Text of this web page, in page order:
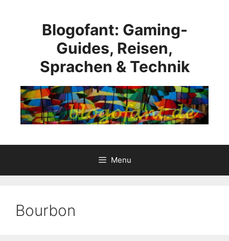
Blogofant: Gaming-
Guides, Reisen,
Sprachen & Technik
Menu
Bourbon